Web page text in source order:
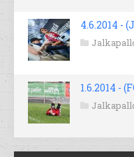
4.6.2014 -
1.6.2014 -